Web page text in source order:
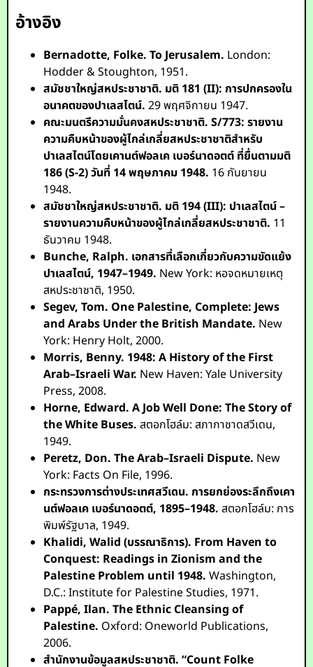
อ้างอิง
Bernadotte, Folke. To Jerusalem. London:
Hodder & Stoughton, 1951.
สมัชชาใหญ่สหประชาชาติ. มติ 181 (II): การปกครองใน
อนาคตของปาเลสไตน์. 29 พฤศจิกายน 1947.
คณะมนตรีความมั่นคงสหประชาชาติ. S/773: รายงาน
ความคืบหน้าของผู้ไกล่เกลี่ยสหประชาชาติสำหรับ
ปาเลสไตน์โดยเคานต์ฟอลเค เบอร์นาดอตต์ ที่ยื่นตามมติ
186 (S-2) วันที่ 14 พฤษภาคม 1948. 16 กันยายน
1948.
สมัชชาใหญ่สหประชาชาติ. มติ 194 (III): ปาเลสไตน์ –
รายงานความคืบหน้าของผู้ไกล่เกลี่ยสหประชาชาติ. 11
ธันวาคม 1948.
Bunche, Ralph. เอกสารที่เลือกเกี่ยวกับความขัดแย้ง
ปาเลสไตน์, 1947–1949. New York: หอจดหมายเหตุ
สหประชาชาติ, 1950.
Segev, Tom. One Palestine, Complete: Jews
and Arabs Under the British Mandate. New
York: Henry Holt, 2000.
Morris, Benny. 1948: A History of the First
Arab–Israeli War. New Haven: Yale University
Press, 2008.
Horne, Edward. A Job Well Done: The Story of
the White Buses. สตอกโฮล์ม: สภากาชาดสวีเดน,
1949.
Peretz, Don. The Arab–Israeli Dispute. New
York: Facts On File, 1996.
กระทรวงการต่างประเทศสวีเดน. การยกย่องระลึกถึงเคา
นต์ฟอลเค เบอร์นาดอตต์, 1895–1948. สตอกโฮล์ม: การ
พิมพ์รัฐบาล, 1949.
Khalidi, Walid (บรรณาธิการ). From Haven to
Conquest: Readings in Zionism and the
Palestine Problem until 1948. Washington,
D.C.: Institute for Palestine Studies, 1971.
Pappé, Ilan. The Ethnic Cleansing of
Palestine. Oxford: Oneworld Publications,
2006.
สำนักงานข้อมูลสหประชาชาติ. “Count Folke